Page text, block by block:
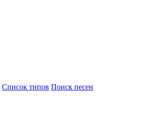
Cписок типов Поиск песен